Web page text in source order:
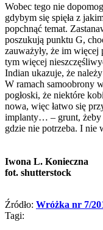
Wobec tego nie
gdybym się spięła z
popchnąć temat.
poszukują punktu G,
zauważyły, że im
tym więcej
Indian ukazuje, że
W ramach samoobrony
pogłoski, że niektóre
nowa, więc łatwo się
implanty… – grunt, żeby
gdzie nie potrzeba. I nie
Iwona L. Konieczna
fot. shutterstock
Źródło: Wróżka nr 7/
Tagi: